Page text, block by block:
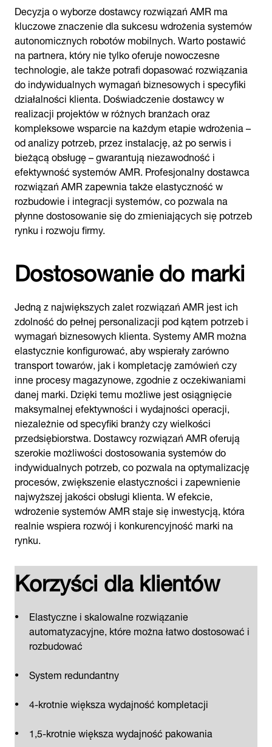
Decyzja o wyborze dostawcy rozwiązań AMR ma
kluczowe znaczenie dla sukcesu wdrożenia systemów
autonomicznych robotów mobilnych. Warto postawić
na partnera, który nie tylko oferuje nowoczesne
technologie, ale także potrafi dopasować rozwiązania
do indywidualnych wymagań biznesowych i specyfiki
działalności klienta. Doświadczenie dostawcy w
realizacji projektów w różnych branżach oraz
kompleksowe wsparcie na każdym etapie wdrożenia –
od analizy potrzeb, przez instalację, aż po serwis i
bieżącą obsługę – gwarantują niezawodność i
efektywność systemów AMR. Profesjonalny dostawca
rozwiązań AMR zapewnia także elastyczność w
rozbudowie i integracji systemów, co pozwala na
płynne dostosowanie się do zmieniających się potrzeb
rynku i rozwoju firmy.
Dostosowanie do marki
Jedną z największych zalet rozwiązań AMR jest ich
zdolność do pełnej personalizacji pod kątem potrzeb i
wymagań biznesowych klienta. Systemy AMR można
elastycznie konfigurować, aby wspierały zarówno
transport towarów, jak i kompletację zamówień czy
inne procesy magazynowe, zgodnie z oczekiwaniami
danej marki. Dzięki temu możliwe jest osiągnięcie
maksymalnej efektywności i wydajności operacji,
niezależnie od specyfiki branży czy wielkości
przedsiębiorstwa. Dostawcy rozwiązań AMR oferują
szerokie możliwości dostosowania systemów do
indywidualnych potrzeb, co pozwala na optymalizację
procesów, zwiększenie elastyczności i zapewnienie
najwyższej jakości obsługi klienta. W efekcie,
wdrożenie systemów AMR staje się inwestycją, która
realnie wspiera rozwój i konkurencyjność marki na
rynku.
Korzyści dla klientów
Elastyczne i skalowalne rozwiązanie
automatyzacyjne, które można łatwo dostosować i
rozbudować
System redundantny
4-krotnie większa wydajność kompletacji
1,5-krotnie większa wydajność pakowania